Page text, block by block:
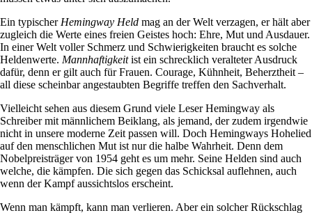
Ein typischer Hemingway Held mag an der Welt verzagen, er hält aber
zugleich die Werte eines freien Geistes hoch: Ehre, Mut und Ausdauer.
In einer Welt voller Schmerz und Schwierigkeiten braucht es solche
Heldenwerte. Mannhaftigkeitist ein schrecklich veralteter Ausdruck
dafür, denn er gilt auch für Frauen. Courage, Kühnheit, Beherztheit –
all diese scheinbar angestaubten Begriffe treffen den Sachverhalt.
Vielleicht sehen aus diesem Grund viele Leser Hemingway als
Schreiber mit männlichem Beiklang, als jemand, der zudem irgendwie
nicht in unsere moderne Zeit passen will. Doch Hemingways Hohelied
auf den menschlichen Mut ist nur die halbe Wahrheit. Denn dem
Nobelpreisträger von 1954 geht es um mehr. Seine Helden sind auch
welche, die kämpfen. Die sich gegen das Schicksal auflehnen, auch
wenn der Kampf aussichtslos erscheint.
Wenn man kämpft, kann man verlieren. Aber ein solcher Rückschlag